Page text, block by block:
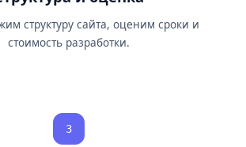
структуру сайта, оценим сроки и
стоимость разработки.
3